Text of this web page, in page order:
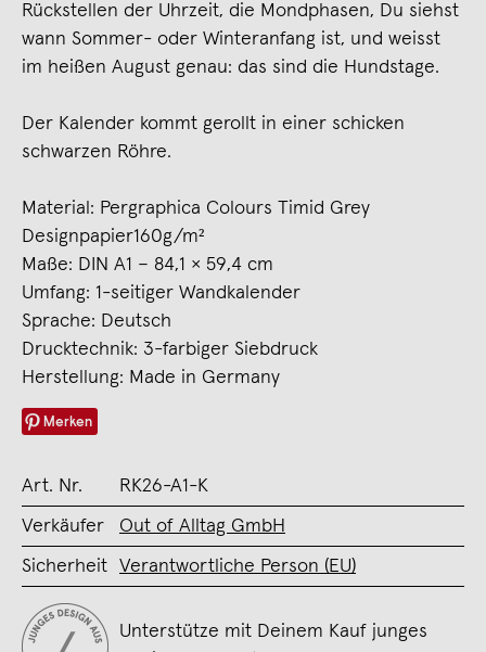
Rückstellen der Uhrzeit, die Mondphasen, Du siehst
wann Sommer- oder Winteranfang ist, und weisst
im heißen August genau: das sind die Hundstage.
Der Kalender kommt gerollt in einer schicken
schwarzen Röhre.
Material: Pergraphica Colours Timid Grey
Designpapier160g/m²
Maße: DIN A1 – 84,1 × 59,4 cm
Umfang: 1-seitiger Wandkalender
Sprache: Deutsch
Drucktechnik: 3-farbiger Siebdruck
Herstellung: Made in Germany
Merken
Art. Nr. RK26-A1-K
Verkäufer Out of Alltag GmbH
Sicherheit Verantwortliche Person (EU)
Unterstütze mit Deinem Kauf junges